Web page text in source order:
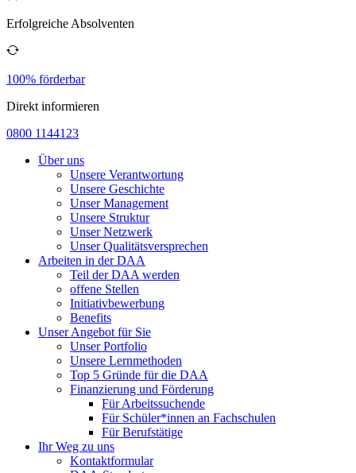
Erfolgreiche Absolventen
100% förderbar
Direkt informieren
0800 1144123
Über uns
Unsere Verantwortung
Unsere Geschichte
Unser Management
Unsere Struktur
Unser Netzwerk
Unser Qualitätsversprechen
Arbeiten in der DAA
Teil der DAA werden
offene Stellen
Initiativbewerbung
Benefits
Unser Angebot für Sie
Unser Portfolio
Unsere Lernmethoden
Top 5 Gründe für die DAA
Finanzierung und Förderung
Für Arbeitssuchende
Für Schüler*innen an Fachschulen
Für Berufstätige
Ihr Weg zu uns
Kontaktformular